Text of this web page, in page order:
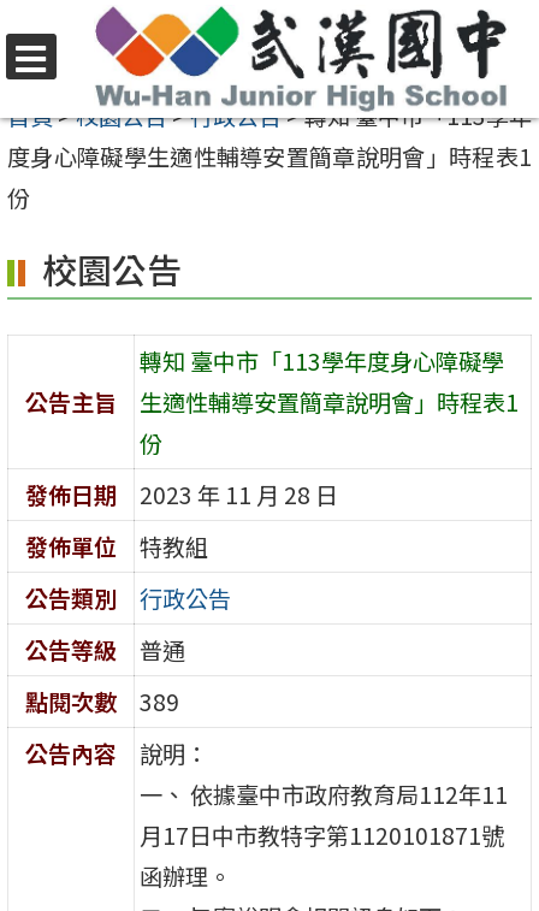
至
要
內
區
選
單
首頁>校園公告>行政公告>轉知 臺中市「113學年
度身心障礙學生適性輔導安置簡章說明會」時程表1
份
校園公告
公告主旨
轉知 臺中市「113學年度身心障礙學
生適性輔導安置簡章說明會」時程表1
份
發佈日期
2023 年 11 月 28 日
發佈單位
特教組
公告類別
行政公告
公告等級
普通
點閱次數
389
公告內容
說明：
一、 依據臺中市政府教育局112年11
月17日中市教特字第1120101871號
函辦理。